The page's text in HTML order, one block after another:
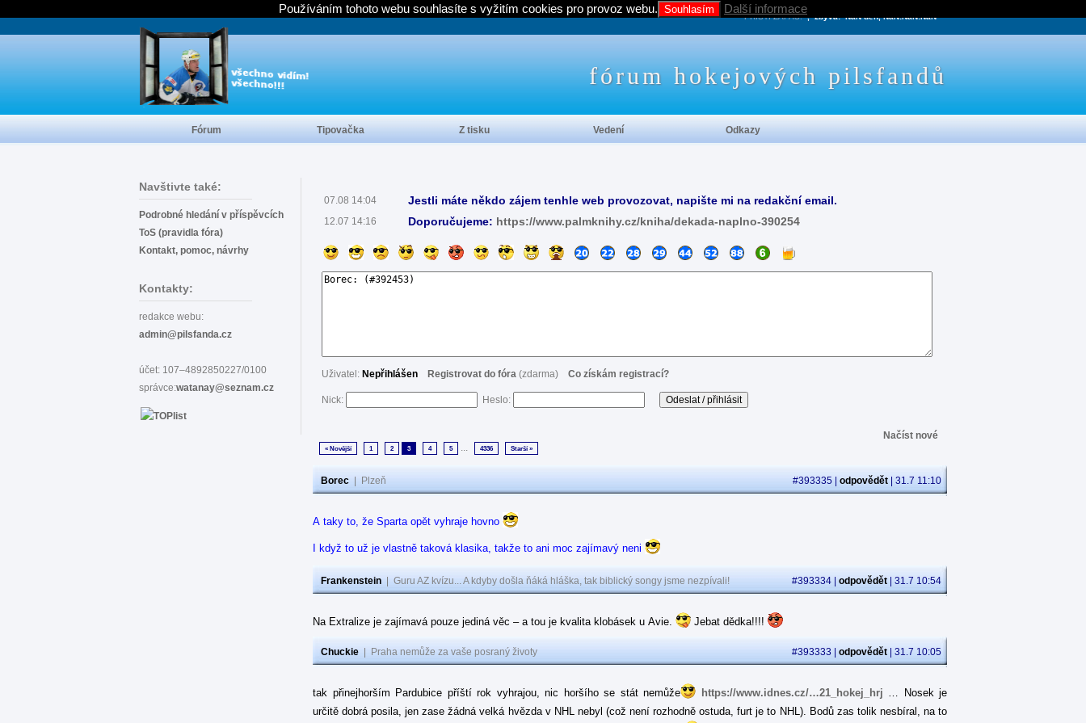
Navštivte také:
Podrobné hledání v příspěvcích
ToS (pravidla fóra)
Kontakt, pomoc, návrhy
Kontakty:
redakce webu:
admin@pilsfanda.cz
účet: 107–4892850227/0100
správce:watanay@seznam.cz
07.08 14:04 Jestli máte někdo zájem tenhle web provozovat, napište mi na redakční email.
12.07 14:16 Doporučujeme: https://www.palmknihy.cz/kniha/dekada-naplno-390254
Uživatel: Nepřihlášen Registrovat do fóra (zdarma) Co získám registrací?
Nick: Heslo:
Načíst nové
« Novější 1 2 3 4 5 ... 4336 Starší »
Borec Plzeň #393335 | odpovědět | 31.7 11:10
A taky to, že Sparta opět vyhraje hovno
I když to už je vlastně taková klasika, takže to ani moc zajímavý neni
Frankenstein Guru AZ kvízu... A kdyby došla ňáká hláška, tak biblický songy jsme nezpívali! #393334 | odpovědět | 31.7 10:54
Na Extralize je zajímavá pouze jediná věc – a tou je kvalita klobásek u Avie. Jebat dědka!!!!
Chuckie Praha nemůže za vaše posraný životy #393333 | odpovědět | 31.7 10:05
tak přinejhorším Pardubice příští rok vyhrajou, nic horšího se stát nemůže https://www.idnes.cz/…21_hokej_hrj … Nosek je
určitě dobrá posila, jen zase žádná velká hvězda v NHL nebyl (což není rozhodně ostuda, furt je to NHL). Bodů zas tolik nesbíral, na to
PRÍŠTÍ ZÁPAS:, zbývá:NaN den, NaN:NaN:NaN
fórum hokejových pilsfandů
Fórum Tipovačka Z tisku Vedení Odkazy
Používáním tohoto webu souhlasíte s vyžitím cookies pro provoz webu. Souhlasím Další informace